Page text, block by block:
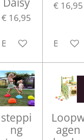
€ 16,95
Bekijk details
€ 16,95
Bekijk
steppi
ng
agen